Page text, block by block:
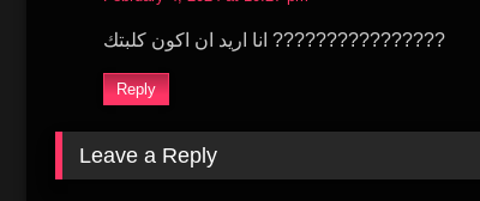
انا اريد ان اكون كلبتك ????????????????
Reply
Leave a Reply